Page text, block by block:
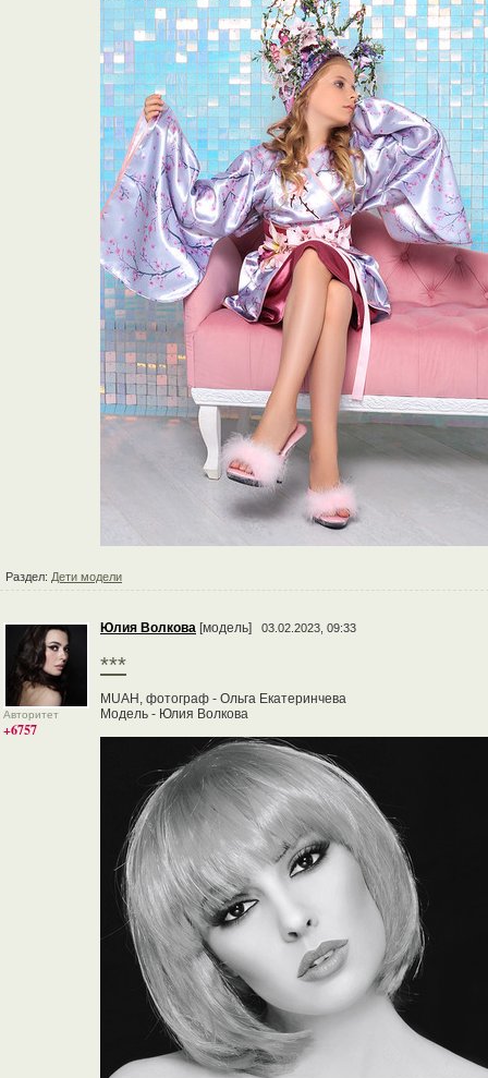
Раздел: Дети модели
Авторитет
+6757
Юлия Волкова [модель] 03.02.2023, 09:33
***
MUAH, фотограф - Ольга Екатеринчева
Модель - Юлия Волкова